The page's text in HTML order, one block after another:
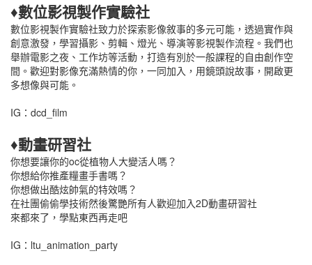
♦數位影視製作實驗社
數位影視製作實驗社致力於探索影像敘事的多元可能，透過實作與
創意激發，學習攝影、剪輯、燈光、導演等影視製作流程。我們也
舉辦電影之夜、工作坊等活動，打造有別於一般課程的自由創作空
間。歡迎對影像充滿熱情的你，一同加入，用鏡頭說故事，開啟更
多想像與可能。
IG：dcd_film
♦動畫研習社
你想要讓你的oc從植物人大變活人嗎？
你想給你推產糧畫手書嗎？
你想做出酷炫帥氣的特效嗎？
在社團偷偷學技術然後驚艷所有人歡迎加入2D動畫研習社
來都來了，學點東西再走吧
IG：ltu_animation_party